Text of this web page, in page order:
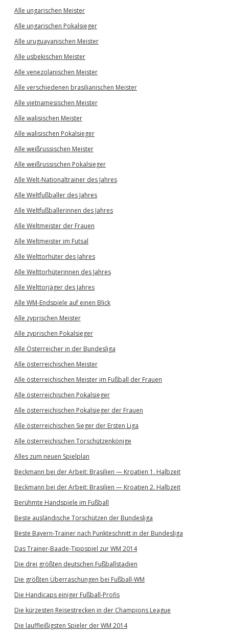
Alle ungarischen Meister
Alle ungarischen Pokalsieger
Alle uruguayanischen Meister
Alle usbekischen Meister
Alle venezolanischen Meister
Alle verschiedenen brasilianischen Meister
Alle vietnamesischen Meister
Alle walisischen Meister
Alle walisischen Pokalsieger
Alle weißrussischen Meister
Alle weißrussischen Pokalsieger
Alle Welt-Nationaltrainer des Jahres
Alle Weltfußballer des Jahres
Alle Weltfußballerinnen des Jahres
Alle Weltmeister der Frauen
Alle Weltmeister im Futsal
Alle Welttorhüter des Jahres
Alle Welttorhüterinnen des Jahres
Alle Welttorjäger des Jahres
Alle WM-Endspiele auf einen Blick
Alle zyprischen Meister
Alle zyprischen Pokalsieger
Alle Österreicher in der Bundesliga
Alle österreichischen Meister
Alle österreichischen Meister im Fußball der Frauen
Alle österreichischen Pokalsieger
Alle österreichischen Pokalsieger der Frauen
Alle österreichischen Sieger der Ersten Liga
Alle österreichischen Torschützenkönige
Alles zum neuen Spielplan
Beckmann bei der Arbeit: Brasilien — Kroatien 1. Halbzeit
Beckmann bei der Arbeit: Brasilien — Kroatien 2. Halbzeit
Berühmte Handspiele im Fußball
Beste ausländische Torschützen der Bundesliga
Beste Bayern-Trainer nach Punkteschnitt in der Bundesliga
Das Trainer-Baade-Tippspiel zur WM 2014
Die drei größten deutschen Fußballstadien
Die größten Überraschungen bei Fußball-WM
Die Handicaps einiger Fußball-Profis
Die kürzesten Reisestrecken in der Champions League
Die lauffleißigsten Spieler der WM 2014